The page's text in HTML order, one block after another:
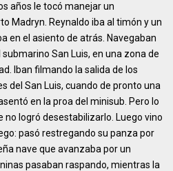
años le tocó manejar un
Madryn. Reynaldo iba al timón y un
en el asiento de atrás. Navegaban
San Luis, en una zona de
Iban filmando la salida de los
del San Luis, cuando de pronto una
en la proa del minisub. Pero lo
no logró desestabilizarlo. Luego vino
pasó restregando su panza por
nave que avanzaba por un
pasaban raspando, mientras la